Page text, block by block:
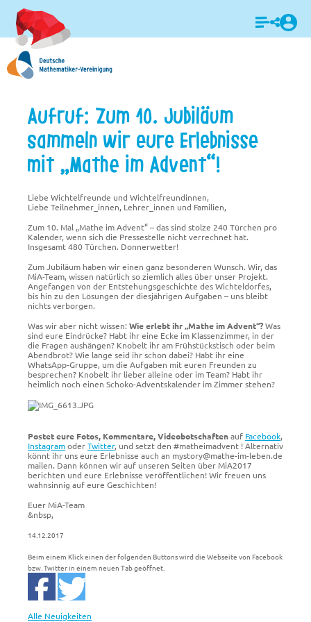
Login
Aufruf: Zum 10. Jubiläum
sammeln wir eure Erlebnisse
mit „Mathe im Advent“!
Liebe Wichtelfreunde und Wichtelfreundinnen,
Liebe Teilnehmer_innen, Lehrer_innen und Familien,
Zum 10. Mal „Mathe im Advent“ – das sind stolze 240 Türchen pro
Kalender, wenn sich die Pressestelle nicht verrechnet hat.
Insgesamt 480 Türchen. Donnerwetter!
Zum Jubiläum haben wir einen ganz besonderen Wunsch. Wir, das
MiA-Team, wissen natürlich so ziemlich alles über unser Projekt.
Angefangen von der Entstehungsgeschichte des Wichteldorfes,
bis hin zu den Lösungen der diesjährigen Aufgaben – uns bleibt
nichts verborgen.
Was wir aber nicht wissen: Wie erlebt ihr „Mathe im Advent“?Was
sind eure Eindrücke? Habt ihr eine Ecke im Klassenzimmer, in der
die Fragen aushängen? Knobelt ihr am Frühstückstisch oder beim
Abendbrot? Wie lange seid ihr schon dabei? Habt ihr eine
WhatsApp-Gruppe, um die Aufgaben mit euren Freunden zu
besprechen? Knobelt ihr lieber alleine oder im Team? Habt ihr
heimlich noch einen Schoko-Adventskalender im Zimmer stehen?
Postet eure Fotos, Kommentare, Videobotschaftenauf Facebook,
InstagramoderTwitter, und setzt den #matheimadvent ! Alternativ
könnt ihr uns eure Erlebnisse auch an mystory@mathe-im-leben.de
mailen. Dann können wir auf unseren Seiten über MiA2017
berichten und eure Erlebnisse veröffentlichen! Wir freuen uns
wahnsinnig auf eure Geschichten!
Euer MiA-Team
&nbsp,
14.12.2017
Beim einem Klick einen der folgenden Buttons wird die Webseite von Facebook
bzw. Twitter in einem neuen Tab geöffnet.
Alle Neuigkeiten